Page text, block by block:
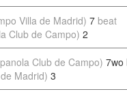
Villa de Madrid) 7 beat
Club de Campo) 2
Club de Campo) 7wo
Madrid) 3